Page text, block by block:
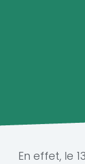
En effet, le